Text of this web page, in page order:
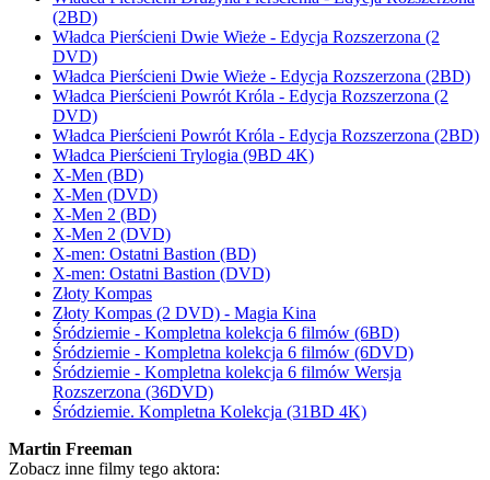
(2BD)
Władca Pierścieni Dwie Wieże - Edycja Rozszerzona (2
DVD)
Władca Pierścieni Dwie Wieże - Edycja Rozszerzona (2BD)
Władca Pierścieni Powrót Króla - Edycja Rozszerzona (2
DVD)
Władca Pierścieni Powrót Króla - Edycja Rozszerzona (2BD)
Władca Pierścieni Trylogia (9BD 4K)
X-Men (BD)
X-Men (DVD)
X-Men 2 (BD)
X-Men 2 (DVD)
X-men: Ostatni Bastion (BD)
X-men: Ostatni Bastion (DVD)
Złoty Kompas
Złoty Kompas (2 DVD) - Magia Kina
Śródziemie - Kompletna kolekcja 6 filmów (6BD)
Śródziemie - Kompletna kolekcja 6 filmów (6DVD)
Śródziemie - Kompletna kolekcja 6 filmów Wersja
Rozszerzona (36DVD)
Śródziemie. Kompletna Kolekcja (31BD 4K)
Martin Freeman
Zobacz inne filmy tego aktora: